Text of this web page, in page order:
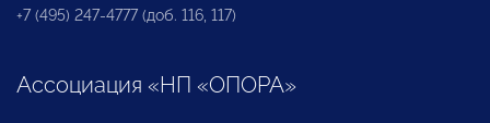
+7 (495) 247-4777 (доб. 116, 117)
Ассоциация «НП «ОПОРА»